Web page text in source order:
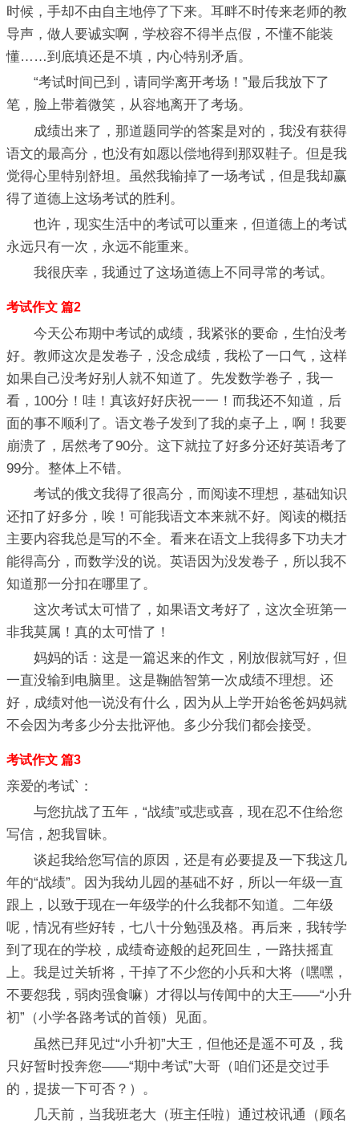
时候，手却不由自主地停了下来。耳畔不时传来老师的教
导声，做人要诚实啊，学校容不得半点假，不懂不能装
懂……到底填还是不填，内心特别矛盾。
“考试时间已到，请同学离开考场！”最后我放下了
笔，脸上带着微笑，从容地离开了考场。
成绩出来了，那道题同学的答案是对的，我没有获得
语文的最高分，也没有如愿以偿地得到那双鞋子。但是我
觉得心里特别舒坦。虽然我输掉了一场考试，但是我却赢
得了道德上这场考试的胜利。
也许，现实生活中的考试可以重来，但道德上的考试
永远只有一次，永远不能重来。
我很庆幸，我通过了这场道德上不同寻常的考试。
考试作文 篇2
今天公布期中考试的成绩，我紧张的要命，生怕没考
好。教师这次是发卷子，没念成绩，我松了一口气，这样
如果自己没考好别人就不知道了。先发数学卷子，我一
看，100分！哇！真该好好庆祝一一！而我还不知道，后
面的事不顺利了。语文卷子发到了我的桌子上，啊！我要
崩溃了，居然考了90分。这下就拉了好多分还好英语考了
99分。整体上不错。
考试的俄文我得了很高分，而阅读不理想，基础知识
还扣了好多分，唉！可能我语文本来就不好。阅读的概括
主要内容我总是写的不全。看来在语文上我得多下功夫才
能得高分，而数学没的说。英语因为没发卷子，所以我不
知道那一分扣在哪里了。
这次考试太可惜了，如果语文考好了，这次全班第一
非我莫属！真的太可惜了！
妈妈的话：这是一篇迟来的作文，刚放假就写好，但
一直没输到电脑里。这是鞠皓智第一次成绩不理想。还
好，成绩对他一说没有什么，因为从上学开始爸爸妈妈就
不会因为考多少分去批评他。多少分我们都会接受。
考试作文 篇3
亲爱的考试`：
与您抗战了五年，“战绩”或悲或喜，现在忍不住给您
写信，恕我冒昧。
谈起我给您写信的原因，还是有必要提及一下我这几
年的“战绩”。因为我幼儿园的基础不好，所以一年级一直
跟上，以致于现在一年级学的什么我都不知道。二年级
呢，情况有些好转，七八十分勉强及格。再后来，我转学
到了现在的学校，成绩奇迹般的起死回生，一路扶摇直
上。我是过关斩将，干掉了不少您的小兵和大将（嘿嘿，
不要怨我，弱肉强食嘛）才得以与传闻中的大王——“小升
初”（小学各路考试的首领）见面。
虽然已拜见过“小升初”大王，但他还是遥不可及，我
只好暂时投奔您——“期中考试”大哥（咱们还是交过手
的，提拔一下可否？）。
几天前，当我班老大（班主任啦）通过校讯通（顾名